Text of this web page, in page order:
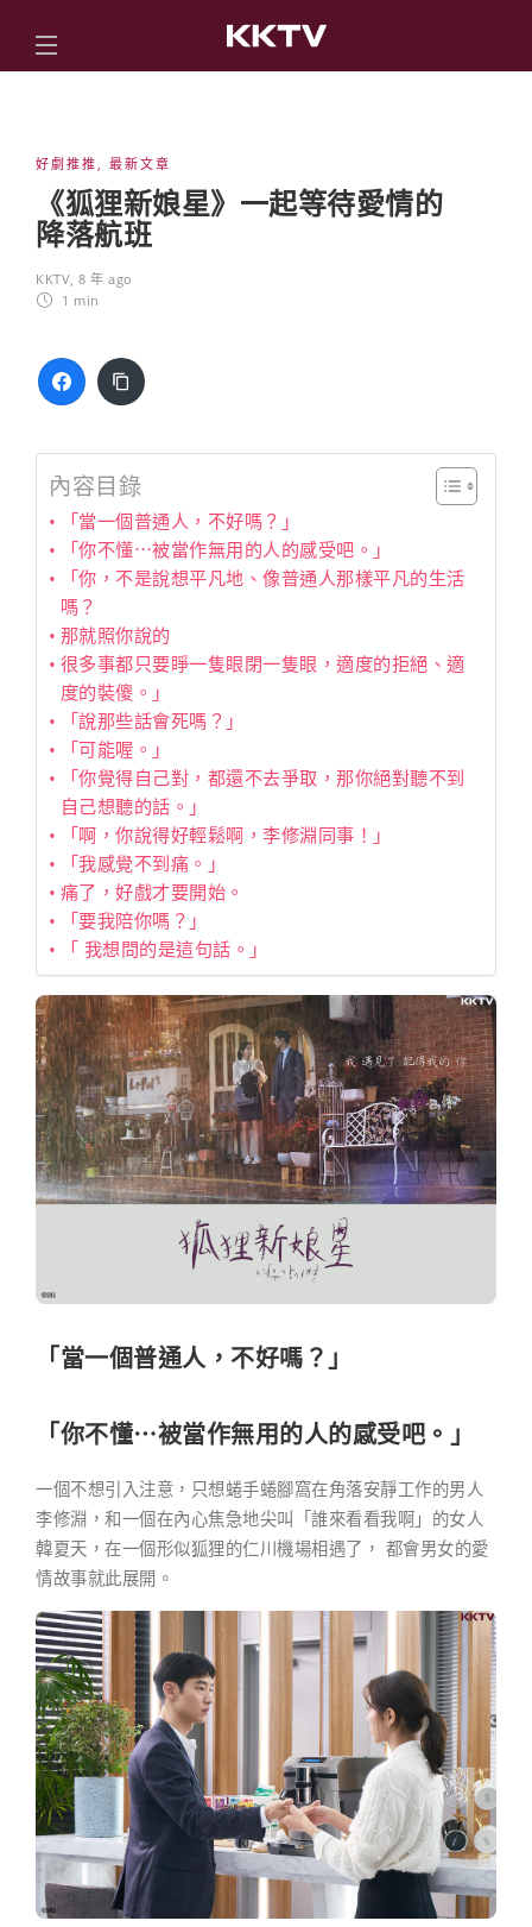
好劇推推, 最新文章
《狐狸新娘星》一起等待愛情的
降落航班
KKTV, 8 年 ago
1 min
內容目錄
「當一個普通人，不好嗎？」
「你不懂⋯被當作無用的人的感受吧。」
「你，不是說想平凡地、像普通人那樣平凡的生活
嗎？
那就照你說的
很多事都只要睜一隻眼閉一隻眼，適度的拒絕、適
度的裝傻。」
「說那些話會死嗎？」
「可能喔。」
「你覺得自己對，都還不去爭取，那你絕對聽不到
自己想聽的話。」
「啊，你說得好輕鬆啊，李修淵同事！」
「我感覺不到痛。」
痛了，好戲才要開始。
「要我陪你嗎？」
「 我想問的是這句話。」
「當一個普通人，不好嗎？」
「你不懂⋯被當作無用的人的感受吧。 」
一個不想引入注意，只想蜷手蜷腳窩在角落安靜工作的男人
李修淵，和一個在內心焦急地尖叫「誰來看看我啊」的女人
韓夏天，在一個形似狐狸的仁川機場相遇了， 都會男女的愛
情故事就此展開。